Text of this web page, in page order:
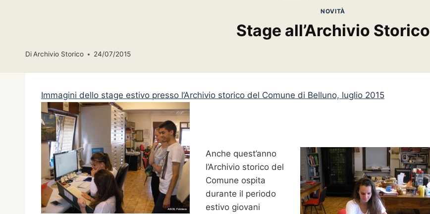
NOVITÀ
Stage all’Archivio Storico
DiArchivio Storico 24/07/2015
Immagini dello stage estivo presso l’Archivio storico del Comune di Belluno, luglio 2015
Anche quest’anno
l’Archivio storico del
Comune ospita
durante il periodo
estivo giovani